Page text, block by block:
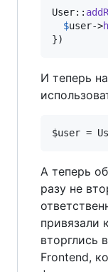
User::
$user->
})
И теперь
А теперь
разу не
привязали
вторглись
Frontend,